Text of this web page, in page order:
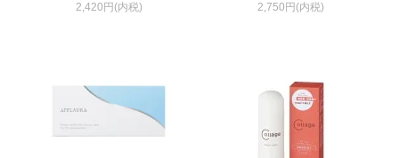
2,420円(内税) 2,750円(内税)